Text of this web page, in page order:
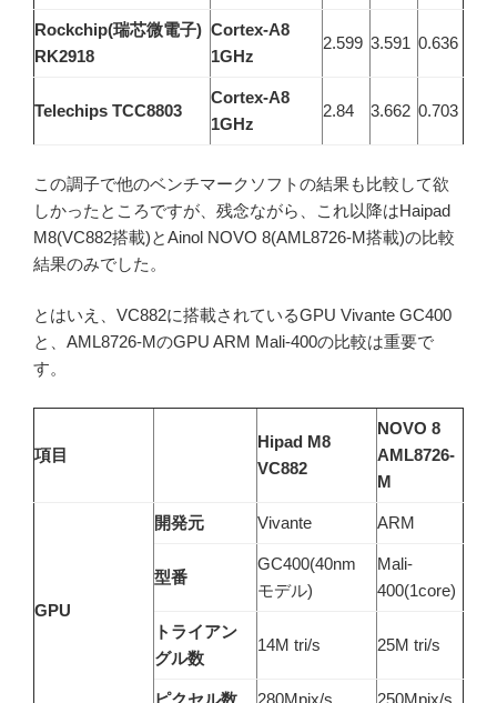
Rockchip(瑞芯微電子)
RK2918
Cortex-A8
1GHz
2.599 3.591 0.636
Telechips TCC8803
Cortex-A8
1GHz
2.84 3.662 0.703
この調子で他のベンチマークソフトの結果も比較して欲
しかったところですが、残念ながら、これ以降はHaipad
M8(VC882搭載)とAinol NOVO 8(AML8726-M搭載)の比較
結果のみでした。
とはいえ、VC882に搭載されているGPU Vivante GC400
と、AML8726-MのGPU ARM Mali-400の比較は重要で
す。
項目
Hipad M8
VC882
NOVO 8
AML8726-
M
GPU
開発元 Vivante ARM
型番
GC400(40nm
モデル)
Mali-
400(1core)
トライアン
グル数
14M tri/s 25M tri/s
ピクセル数 280Mpix/s 250Mpix/s